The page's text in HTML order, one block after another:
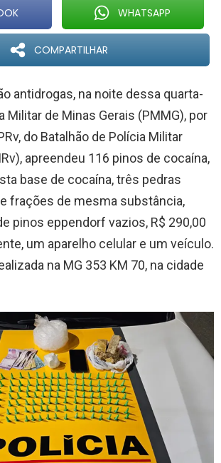
WHATSAPP
COMPARTILHAR
antidrogas, na noite dessa quarta-
Militar de Minas Gerais (PMMG), por
do Batalhão de Polícia Militar
apreendeu 116 pinos de cocaína,
base de cocaína, três pedras
frações de mesma substância,
pinos eppendorf vazios, R$ 290,00
um aparelho celular e um veículo.
na MG 353 KM 70, na cidade